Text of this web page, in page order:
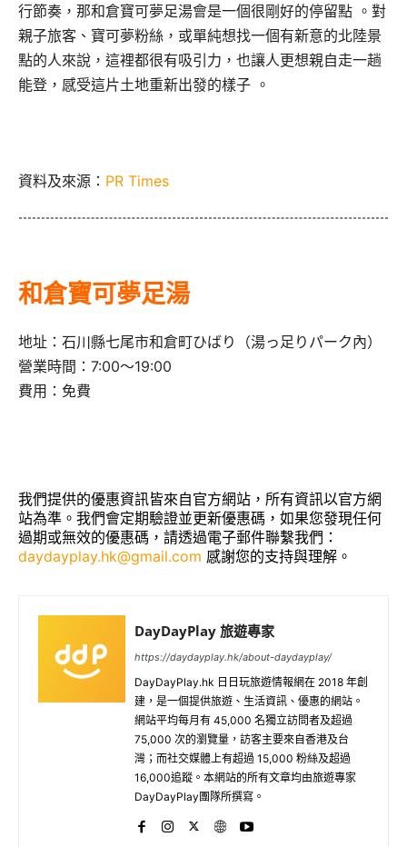
行節奏，那和倉寶可夢足湯會是一個很剛好的停留點 。對
親子旅客、寶可夢粉絲，或單純想找一個有新意的北陸景
點的人來說，這裡都很有吸引力，也讓人更想親自走一趟
能登，感受這片土地重新出發的樣子 。
資料及來源： PR Times
和倉寶可夢足湯
地址：石川縣七尾市和倉町ひばり（湯っ足りパーク內）
營業時間：7:00～19:00
費用：免費
我們提供的優惠資訊皆來自官方網站，所有資訊以官方網
站為準。我們會定期驗證並更新優惠碼，如果您發現任何
過期或無效的優惠碼，請透過電子郵件聯繫我們：
daydayplay.hk@gmail.com 感謝您的支持與理解。
DayDayPlay 旅遊專家
https://daydayplay.hk/about-daydayplay/
DayDayPlay.hk 日日玩旅遊情報網在 2018 年創
建，是一個提供旅遊、生活資訊、優惠的網站。
網站平均每月有 45,000 名獨立訪問者及超過
75,000 次的瀏覽量，訪客主要來自香港及台
灣；而社交媒體上有超過 15,000 粉絲及超過
16,000追蹤。本網站的所有文章均由旅遊專家
DayDayPlay團隊所撰寫。